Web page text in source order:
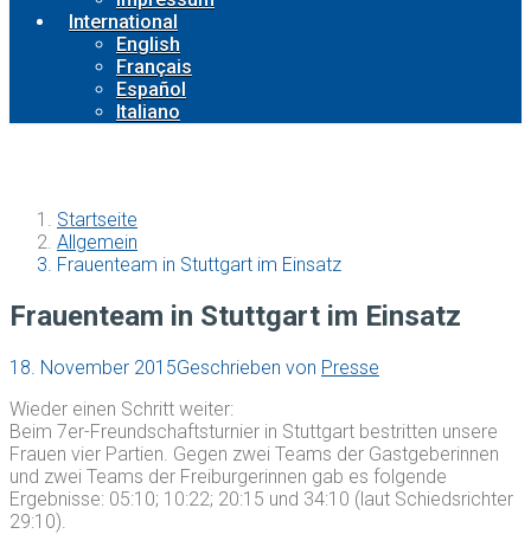
International
English
Français
Español
Italiano
Startseite
Allgemein
Frauenteam in Stuttgart im Einsatz
Frauenteam in Stuttgart im Einsatz
18. November 2015Geschrieben von Presse
Wieder einen Schritt weiter:
Beim 7er-Freundschaftsturnier in Stuttgart bestritten unsere
Frauen vier Partien. Gegen zwei Teams der Gastgeberinnen
und zwei Teams der Freiburgerinnen gab es folgende
Ergebnisse: 05:10; 10:22; 20:15 und 34:10 (laut Schiedsrichter
29:10).